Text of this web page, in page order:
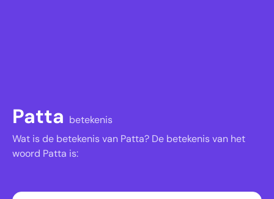
Patta betekenis
Wat is de betekenis van Patta? De betekenis van het
woord Patta is: